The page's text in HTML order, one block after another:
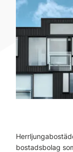
bostadsbolag